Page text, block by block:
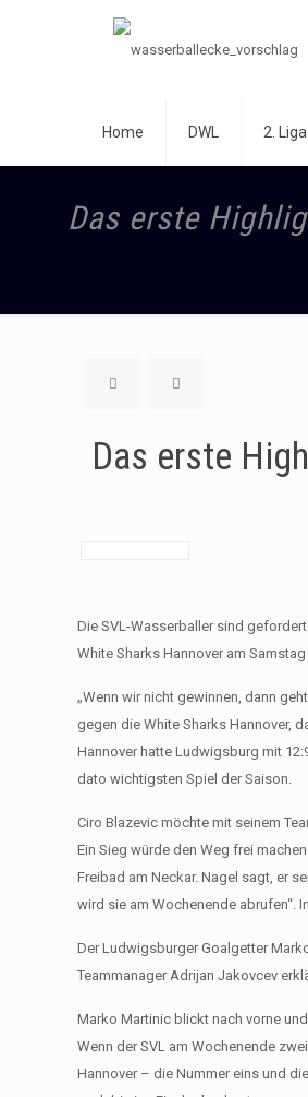
Home DWL 2. Liga
Das erste
Das erste
Die SVL-Wasserballer sind
White Sharks Hannover am
„Wenn wir nicht gewinnen, dann
gegen die White Sharks Hannover,
Hannover hatte Ludwigsburg mit
dato wichtigsten Spiel der Saison.
Ciro Blazevic möchte mit seinem
Ein Sieg würde den Weg frei
Freibad am Neckar. Nagel sagt, er
wird sie am Wochenende abrufen“.
Der Ludwigsburger Goalgetter
Teammanager Adrijan Jakovcev
Marko Martinic blickt nach vorne
Wenn der SVL am Wochenende
Hannover – die Nummer eins und